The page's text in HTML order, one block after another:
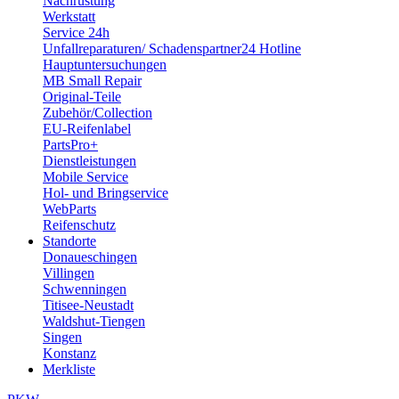
wurde, erfolgt die Speicherung der betreffenden Cookies
ausschließlich auf Grundlage dieser Einwilligung (Art. 6
Abs. 1 lit. a) DSGVO und § 25 Abs. 1 TTDSG); die
Einwilligung ist jederzeit widerrufbar.
Sofern Cookies von Drittunternehmen oder zu
Analysezwecken eingesetzt werden, werden wir Sie
hierüber im Rahmen dieser Datenschutzerklärung
gesondert informieren und ggf. Ihre Einwilligung abfragen.
Sie können Ihren Browser so einstellen, dass Sie über
das Setzen von Cookies vorab informiert werden und im
Einzelfall entscheiden können, ob Sie die Annahme von
Cookies für bestimmte Fälle oder generell ausschließen,
oder dass Cookies komplett verhindert werden. Dadurch
kann die Funktionalität der Website eingeschränkt
werden. Bitte informieren Sie sich im Benutzermenü
Ihres Webbrowsers oder auf der Website des Herstellers
Ihres Browsers darüber, wie Ihr Browserprogramm
Werkstatt
Service 24h
Unfallreparaturen/ Schadenspartner24 Hotline
Hauptuntersuchungen
MB Small Repair
Original-Teile
Zubehör/Collection
EU-Reifenlabel
PartsPro+
Dienstleistungen
Mobile Service
Hol- und Bringservice
WebParts
Reifenschutz
Standorte
Donaueschingen
Villingen
Schwenningen
Titisee-Neustadt
Waldshut-Tiengen
Singen
Konstanz
Merkliste